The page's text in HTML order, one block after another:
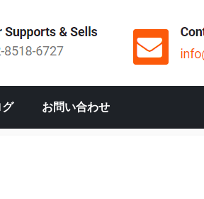
グ お問い合わせ